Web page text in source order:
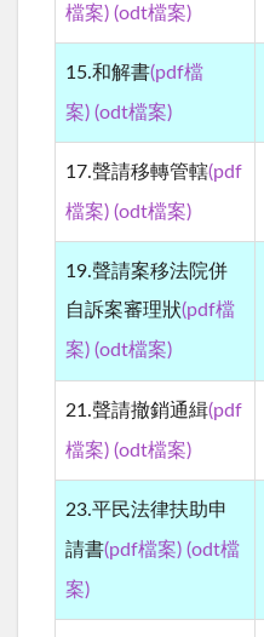
檔案) (odt檔案)
15.和解書(pdf檔
案) (odt檔案)
17.聲請移轉管轄(pdf
檔案) (odt檔案)
19.聲請案移法院併
自訴案審理狀(pdf檔
案) (odt檔案)
21.聲請撤銷通緝(pdf
檔案) (odt檔案)
23.平民法律扶助申
請書(pdf檔案) (odt檔
案)